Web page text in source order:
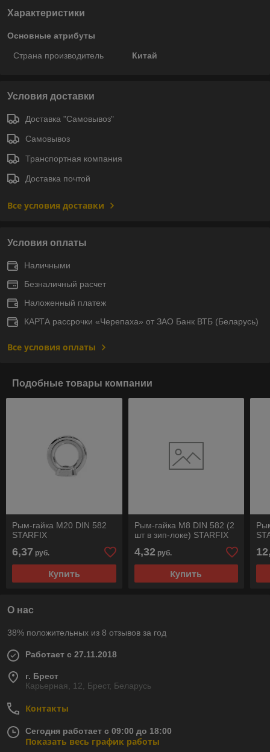
Характеристики
Основные атрибуты
Страна производитель Китай
Условия доставки
Доставка "Самовывоз"
Самовывоз
Транспортная компания
Доставка почтой
Все условия доставки
Условия оплаты
Наличными
Безналичный расчет
Наложенный платеж
КАРТА рассрочки «Черепаха» от ЗАО Банк ВТБ (Беларусь)
Все условия оплаты
Подобные товары компании
Рым-гайка М20 DIN 582
STARFIX
6,37 руб.
Купить
Рым-гайка М8 DIN 582 (2
шт в зип-локе) STARFIX
4,32руб.
Купить
О нас
38% положительных из 8 отзывов за год
Работает с 27.11.2018
г. Брест
Карьерная, 12, Брест, Беларусь
Контакты
Сегодня работает с 09:00 до 18:00
Показать весь график работы